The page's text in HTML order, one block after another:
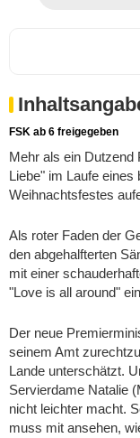
FSK ab 6 freigegeben
Mehr als ein Dutzend
Liebe" im Laufe
Weihnachtsfestes
Als roter Faden der
den abgehalfterten
mit einer
"Love is all around"
Der neue
seinem Amt
Lande unterschätzt.
Servierdame Natalie
nicht leichter macht.
muss mit ansehen,